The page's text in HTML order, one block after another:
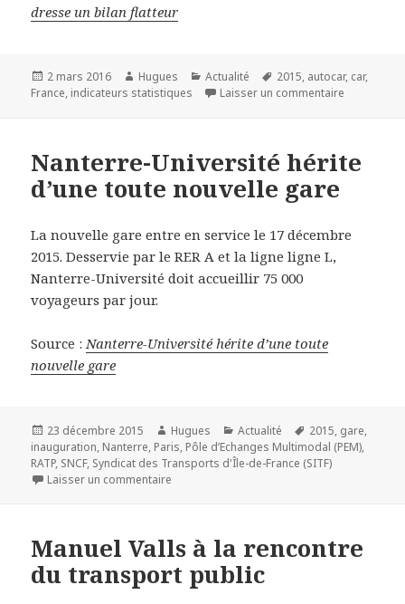
dresse un bilan flatteur
Publié
le
2 mars 2016 Auteur
Hugues Catégories
Actualité
Mots-
clés
2015, autocar, car,
France, indicateurs statistiques Laisser un commentaire
Nanterre-Université hérite
d’une toute nouvelle gare
La nouvelle gare entre en service le 17 décembre
2015. Desservie par le RER A et la ligne ligne L,
Nanterre-Université doit accueillir 75 000
voyageurs par jour.
Source : Nanterre-Université hérite d’une toute
nouvelle gare
Publié
le
23 décembre 2015 Auteur
Hugues Catégories
Actualité
Mots-
clés
2015, gare,
inauguration, Nanterre, Paris, Pôle d’Echanges Multimodal (PEM),
RATP, SNCF, Syndicat des Transports d'Île-de-France (SITF)
Laisser un commentaire
Manuel Valls à la rencontre
du transport public